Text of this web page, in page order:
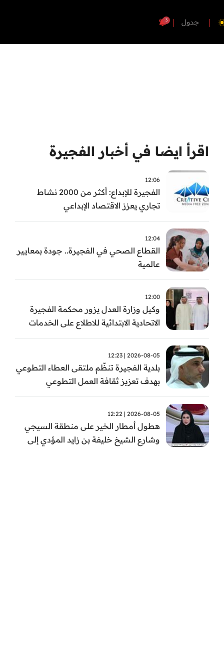
جدول 3
اقرأ ايضا في أخبار الفجيرة
12:06
الفجيرة للإبداع: أكثر من 2000 نشاط
تجاري يعزز الاقتصاد الإبداعي
12:04
القطاع الصحي في الفجيرة.. جودة بمعايير
عالمية
12:00
وكيل وزارة العدل يزور محكمة الفجيرة
الاتحادية الابتدائية للاطلاع على الخدمات
التشغيلية وتطويرها
2026-08-05 | 12:23
بلدية الفجيرة تنظّم ملتقى العطاء التطوعي
بهدف تعزيز ثقافة العمل التطوعي
2026-08-05 | 12:22
هطول أمطار الخير على منطقة السيجي
وشارع الشيخ خليفة بن زايد المؤدي إلى